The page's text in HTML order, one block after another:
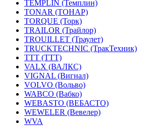
TEMPLIN (Темплин)
TONAR (ТОНАР)
TORQUE (Торк)
TRAILOR (Трайлор)
TROUILLET (Траулет)
TRUCKTECHNIC (ТракТехник)
TTT (ТТТ)
VALX (ВАЛКС)
VIGNAL (Вигнал)
VOLVO (Вольво)
WABCO (Вабко)
WEBASTO (ВЕБАСТО)
WEWELER (Вевелер)
WVA